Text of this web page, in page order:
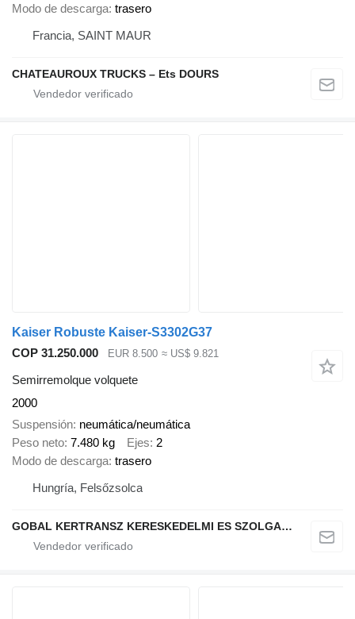
Modo de descarga trasero
Francia, SAINT MAUR
CHATEAUROUX TRUCKS – Ets DOURS
Kaiser Robuste Kaiser-S3302G37
COP 31.250.000
EUR 8.500 ≈ US$ 9.821
Semirremolque volquete
2000
Suspensión neumática/neumática
Peso neto 7.480 kg Ejes 2
Modo de descarga trasero
Hungría, Felsőzsolca
GOBAL KERTRANSZ KERESKEDELMI ES SZOLGALTATO KFT.